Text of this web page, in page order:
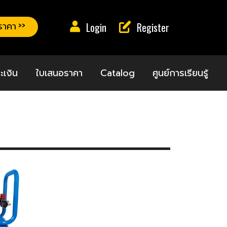
เงิน ใบเสนอราคา Catalog ศูนย์การเรียนรู้
คา >> Login Register